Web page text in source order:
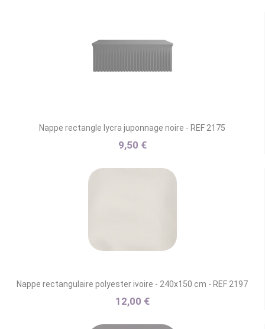
Nappe rectangle lycra juponnage noire - REF 2175
9,50 €
Nappe rectangulaire polyester ivoire - 240x150 cm - REF 2197
12,00 €